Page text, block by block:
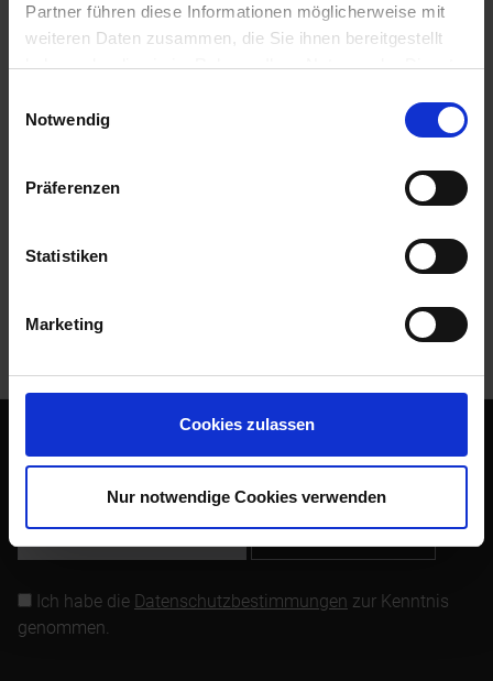
Partner führen diese Informationen möglicherweise mit
weiteren Daten zusammen, die Sie ihnen bereitgestellt
haben oder die sie im Rahmen Ihrer Nutzung der Dienste
Cookies, wenn Sie unsere Webseite weiterhin nutzen.
Notwendig
Präferenzen
Statistiken
Marketing
Cookies zulassen
Nur notwendige Cookies verwenden
Beschreibung
Bewertungen lesen, schreiben und diskutieren...
mehr
Abonnieren Sie den kostenlosen Newsletter und verpassen
Ich habe die Datenschutzbestimmungen zur Kenntnis
genommen.